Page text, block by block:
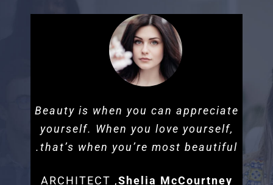
Beauty is when you can appreciate
yourself. When you love yourself,
that’s when you’re most beautiful.
Shelia McCourtney
,
ARCHITECT